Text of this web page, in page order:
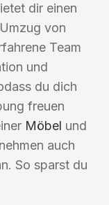
dir einen
von
Team
und
du dich
freuen
Möbel und
auch
So sparst du